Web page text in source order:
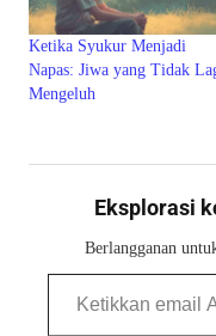
Ketika Syukur Menjadi
Napas: Jiwa yang Tidak
Mengeluh
Eksplorasi
Berlangganan
Ketikkan email Anda...